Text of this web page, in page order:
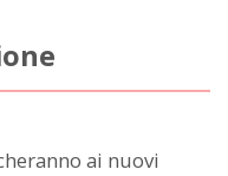
ai nuovi